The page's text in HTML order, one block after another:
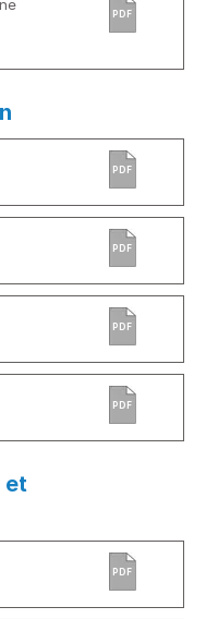
PDF
PDF
PDF
PDF
PDF
et
PDF